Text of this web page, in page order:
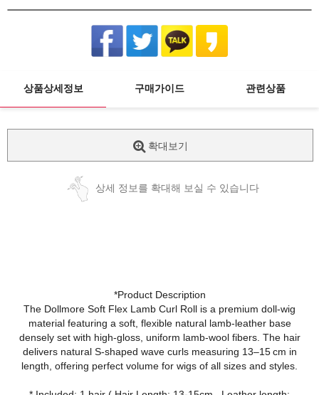
상품상세정보 구매가이드 관련상품
확대보기
상세 정보를 확대해 보실 수 있습니다
*Product Description
The Dollmore Soft Flex Lamb Curl Roll is a premium doll‑wig
material featuring a soft, flexible natural lamb‑leather base
densely set with high‑gloss, uniform lamb‑wool fibers. The hair
delivers natural S‑shaped wave curls measuring 13–15 cm in
length, offering perfect volume for wigs of all sizes and styles.